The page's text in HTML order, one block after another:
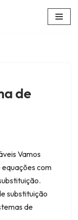
de
Vamos
com
substituição
de